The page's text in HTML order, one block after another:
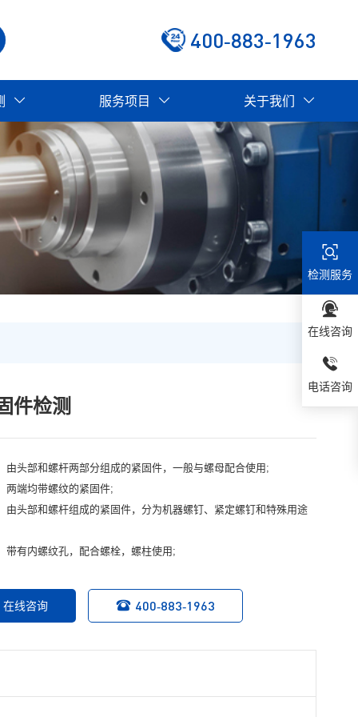
400-883-1963
服务项目 关于我们
件检测
由头部和螺杆两部分组成的紧固件，一般与螺母配合使用;
两端均带螺纹的紧固件;
由头部和螺杆组成的紧固件，分为机器螺钉、紧定螺钉和特殊用途
带有内螺纹孔，配合螺栓，螺柱使用;
在线咨询 400-883-1963
检测服务
在线咨询
电话咨询